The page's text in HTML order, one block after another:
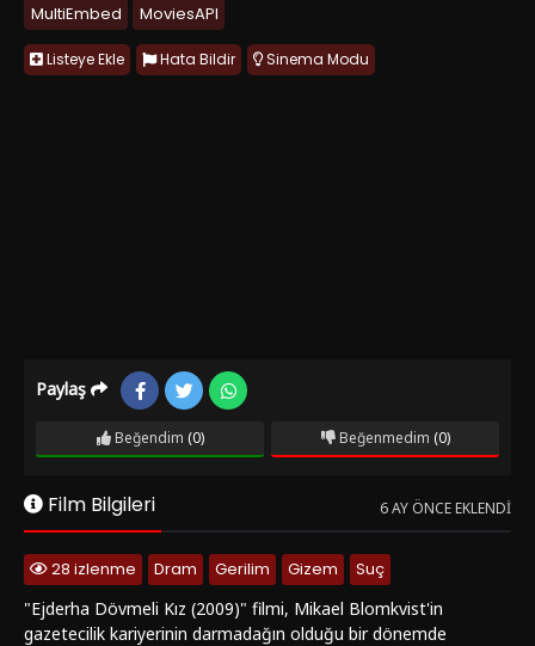
MultiEmbed
MoviesAPI
Listeye Ekle Hata Bildir Sinema Modu
Paylaş
Beğendim (0) Beğenmedim (0)
Film Bilgileri 6 AY ÖNCE EKLENDI
28 izlenme Dram Gerilim Gizem
Suç
"Ejderha Dövmeli Kız (2009)" filmi, Mikael Blomkvist'in
gazetecilik kariyerinin darmadağın olduğu bir dönemde